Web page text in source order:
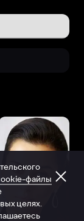
файлы
целях.